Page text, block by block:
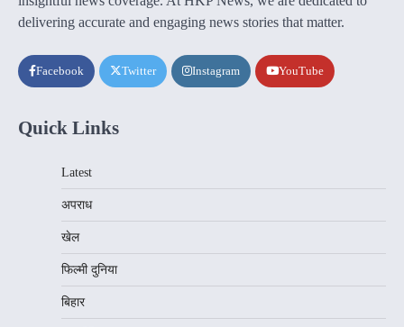
delivering accurate and engaging news stories that matter.
Facebook Twitter Instagram YouTube
Quick Links
Latest
अपराध
खेल
फिल्मी दुनिया
बिहार